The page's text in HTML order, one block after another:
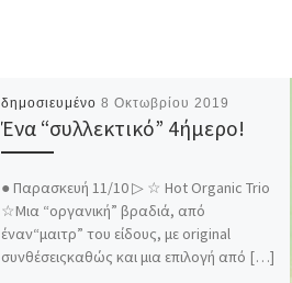
δημοσιευμένο 8 Οκτωβρίου 2019
Ένα “συλλεκτικό” 4ήμερο!
● Παρασκευή 11/10 ▷ ☆ Hot Organic Trio
☆Μια “οργανική” βραδιά, από
έναν“μαιτρ” του είδους, με οriginal
συνθέσειςκαθώς και μια επιλογή από […]